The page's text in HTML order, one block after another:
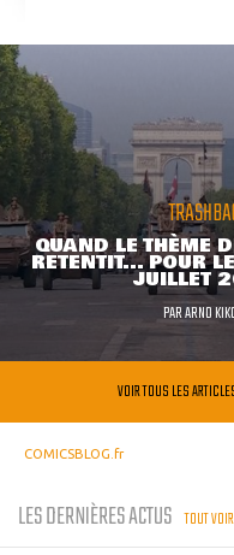
QUAND LE THÈME
RETENTIT... POUR
JUILLET
PARARNO
VOIR TOUS LES
COMICSBLOG.fr
LES DERNIÈRES ACTUS TOUT VOIR